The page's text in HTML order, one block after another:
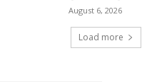
August 6, 2026
Load more